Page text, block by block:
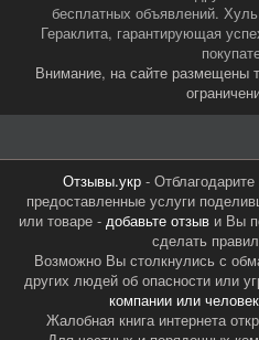
бесплатных объявлений.
Гераклита, гарантирующая
Внимание, на сайте размещены
Отзывы.укр -
предоставленные услуги
или товаре - добавьте отзыв и Вы
сделать
Возможно Вы столкнулись с
других людей об опасности или
компании или
Жалобная книга интернета